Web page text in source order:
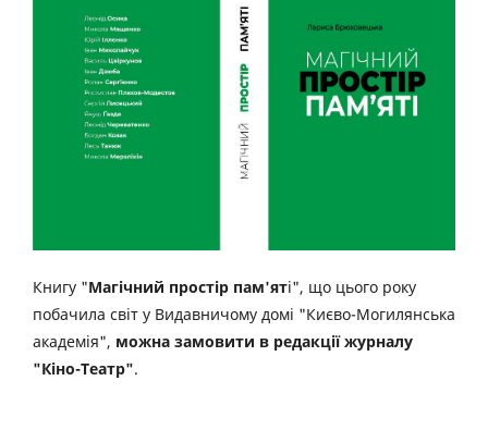
Книгу "Магічний простір пам'яті", що цього року
побачила світ у Видавничому домі "Києво-Могилянська
академія", можна замовити в редакції журналу
"Кіно-Театр".